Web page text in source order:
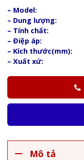
– Model:
– Dung lượng:
– Tính chất:
– Điệp áp:
– Kích thước(mm):
– Xuất xứ:
Mô tả